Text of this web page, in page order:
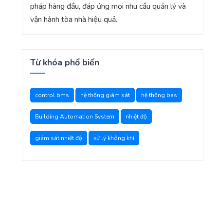
pháp hàng đầu, đáp ứng mọi nhu cầu quản lý và
vận hành tòa nhà hiệu quả.
Từ khóa phổ biến
control bms hệ thống giám sát hệ thống bas
Building Automation System nhiệt độ
giám sát nhiệt độ xử lý không khí